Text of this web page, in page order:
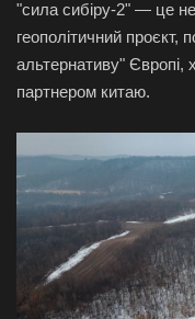
"сила сибіру-2" — це не
геополітичний проєкт,
альтернативу"
партнером китаю.